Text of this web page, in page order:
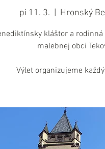
pi 11. 3. Hronský
kláštor a
malebnej obci
Výlet organizujeme